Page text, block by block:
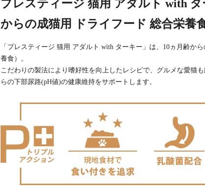
プレスティージ 猫用 アダルト with タ
からの成猫用 ドライフード 総合栄養
「プレスティージ 猫用 アダルト with ターキー」は、10ヵ月齢か
養食）。
こだわりの製法により嗜好性を向上したレシピで、グルメな愛猫
らの下部尿路(pH値)の健康維持をサポートします。